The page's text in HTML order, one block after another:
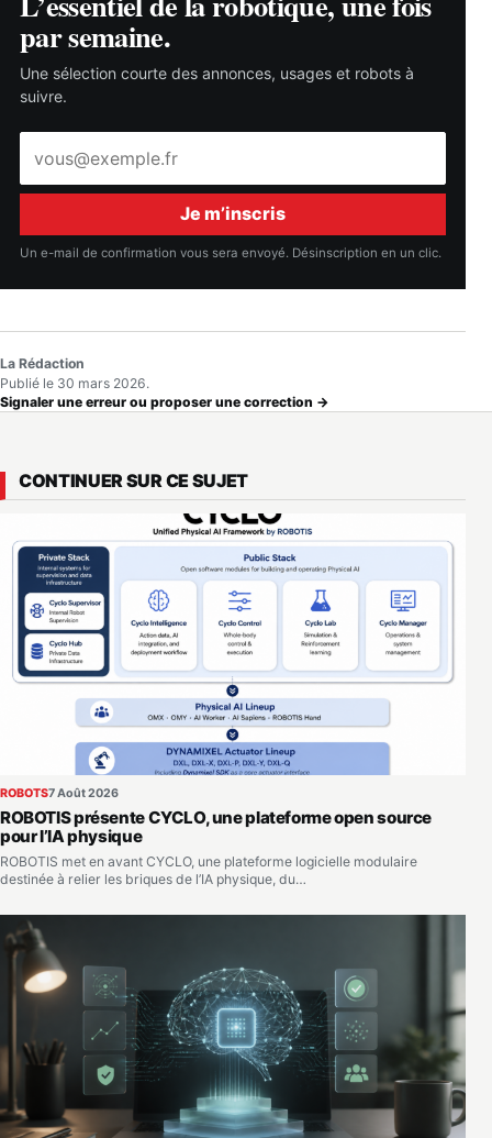
par semaine.
Une sélection courte des annonces, usages et robots à
suivre.
mail
Je m’inscris
Un e-mail de confirmation vous sera envoyé. Désinscription en un clic.
La Rédaction
Publié le 30 mars 2026.
Signaler une erreur ou proposer une correction →
CONTINUER SUR CE SUJET
ROBOTS7 Août 2026
ROBOTIS présente CYCLO, une plateforme open source
pour l’IA physique
ROBOTIS met en avant CYCLO, une plateforme logicielle modulaire
destinée à relier les briques de l’IA physique, du…